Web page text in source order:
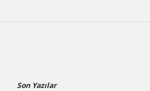
Son Yazılar